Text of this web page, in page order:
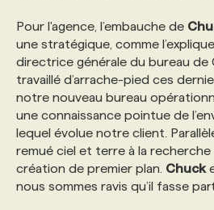
FAQ
ANNONCEZ AVEC NOUS
Pour l'agence, l’embauche de
une stratégique, comme l’explique
directrice générale du bureau de
travaillé d’arrache-pied ces
notre nouveau bureau
une connaissance pointue de
lequel évolue notre client.
remué ciel et terre à la recherche
création de premier plan. Chuck
nous sommes ravis qu’il fasse